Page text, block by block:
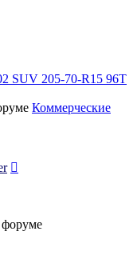
SUV 205-70-R15 96T
Коммерческие